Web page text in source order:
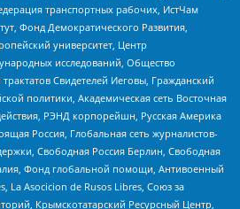
транспортных рабочих, ИстЧам
Фонд Демократического Развития,
университет, Центр
исследований, Общество
Свидетелей Иеговы, Гражданский
политики, Академическая сеть Восточная
РЭНД корпорейшн, Русская Америка
Россия, Глобальная сеть журналистов-
Свободная Россия Берлин, Свободная
Фонд глобальной помощи, Антивоенный
La Asocicion de Rusos Libres, Союз за
Крымскотатарский Ресурсный Центр,